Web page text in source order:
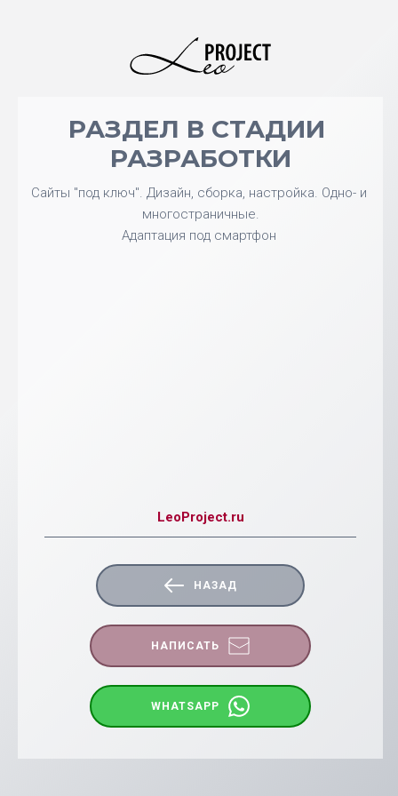
РАЗДЕЛ В СТАДИИ
РАЗРАБОТКИ
Сайты "под ключ". Дизайн, сборка, настройка. Одно- и
многостраничные.
Адаптация под смартфон
LeoProject.ru
НАЗАД
НАПИСАТЬ
WHATSAPP